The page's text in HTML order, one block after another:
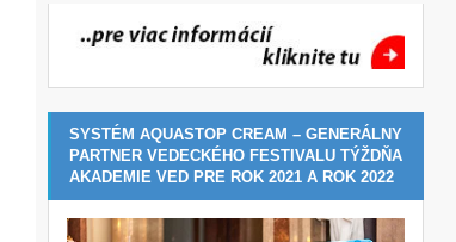
SYSTÉM AQUASTOP CREAM – GENERÁLNY
PARTNER VEDECKÉHO FESTIVALU TÝŽDŇA
AKADEMIE VED PRE ROK 2021 A ROK 2022